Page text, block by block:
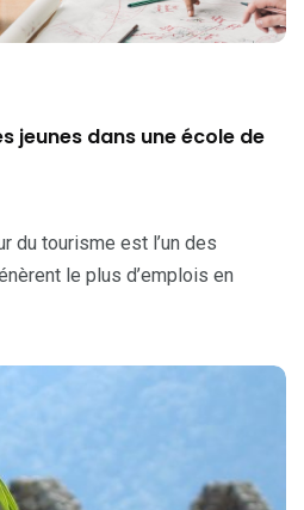
jeunes dans une école de
du tourisme est l’un des
le plus d’emplois en